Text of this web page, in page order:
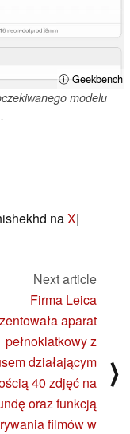
ⓘ Geekbench
modelu
naX|
Next article
Firma Leica
aparat
pełnoklatkowy z
działającym
40 zdjęć na
oraz funkcją
filmów w
⟩